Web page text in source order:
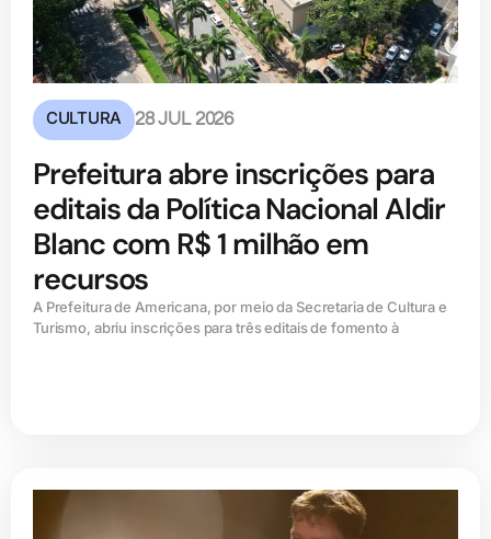
CULTURA 28 JUL 2026
Prefeitura abre inscrições para
editais da Política Nacional Aldir
Blanc com R$ 1 milhão em
recursos
A Prefeitura de Americana, por meio da Secretaria de Cultura e
Turismo, abriu inscrições para três editais de fomento à